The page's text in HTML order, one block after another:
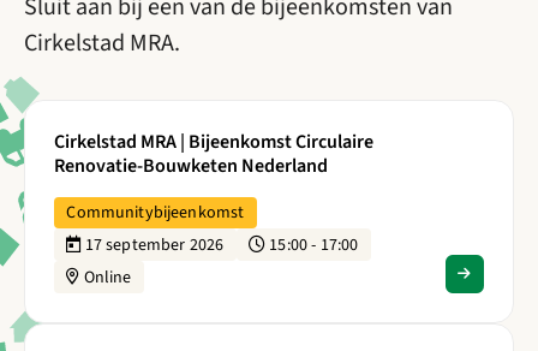
Sluit aan bij een van de bijeenkomsten van
Cirkelstad MRA.
Cirkelstad MRA | Bijeenkomst Circulaire
Renovatie-Bouwketen Nederland
Communitybijeenkomst
17 september 2026
15:00 - 17:00
Online